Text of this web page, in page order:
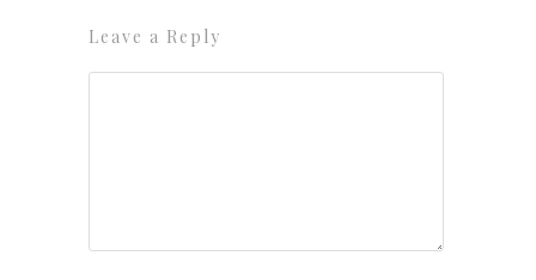
Leave a Reply